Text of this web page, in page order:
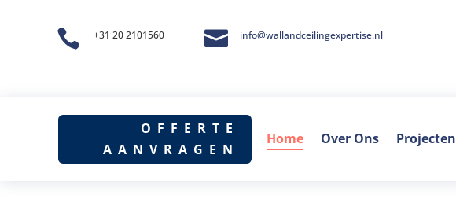
 +31 20 2101560  info@wallandceilingexpertise.nl
OFFERTE
AANVRAGEN
Home Over Ons Projecten